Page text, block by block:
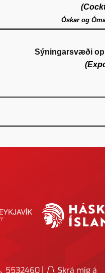
Óskar og
Sýningarsvæði
5532460 | Skrá mig á